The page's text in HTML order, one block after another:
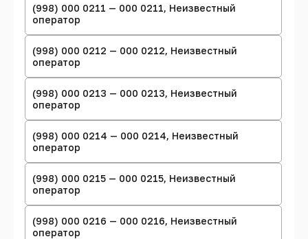
(998) 000 0211 — 000 0211, Неизвестный
оператор
(998) 000 0212 — 000 0212, Неизвестный
оператор
(998) 000 0213 — 000 0213, Неизвестный
оператор
(998) 000 0214 — 000 0214, Неизвестный
оператор
(998) 000 0215 — 000 0215, Неизвестный
оператор
(998) 000 0216 — 000 0216, Неизвестный
оператор